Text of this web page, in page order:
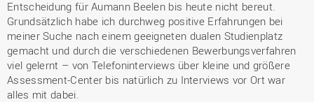
Entscheidung für Aumann Beelen bis heute nicht bereut.
Grundsätzlich habe ich durchweg positive Erfahrungen bei
meiner Suche nach einem geeigneten dualen Studienplatz
gemacht und durch die verschiedenen Bewerbungsverfahren
viel gelernt – von Telefoninterviews über kleine und größere
Assessment-Center bis natürlich zu Interviews vor Ort war
alles mit dabei.